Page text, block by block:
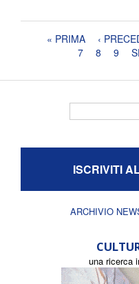
Pagine« PRIMA ‹
7
8 9
ISCRIVITI
ARCHIVIO
una ricerca